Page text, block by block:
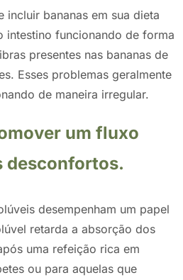
bananas em sua dieta
intestino funcionando de forma
presentes nas bananas de
Esses problemas geralmente
de maneira irregular.
um fluxo
desconfortos.
desempenham um papel
retarda a absorção dos
uma refeição rica em
ou para aquelas que